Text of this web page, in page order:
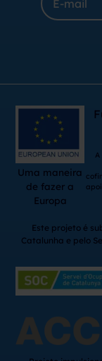
Uma maneira
de fazer a
Europa
Este projeto é
Catalunha e pelo